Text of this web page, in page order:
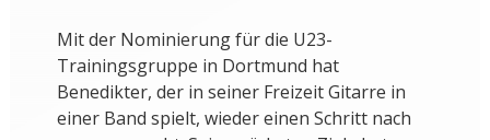
Mit der Nominierung für die U23-
Trainingsgruppe in Dortmund hat
Benedikter, der in seiner Freizeit Gitarre in
einer Band spielt, wieder einen Schritt nach